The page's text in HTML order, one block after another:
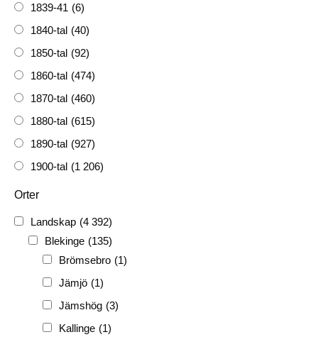
1839-41 (6)
1840-tal (40)
1850-tal (92)
1860-tal (474)
1870-tal (460)
1880-tal (615)
1890-tal (927)
1900-tal (1 206)
FH
(338)
FRG
(3 189)
PF (3 882)
PIONJÄR (129)
Orter
Landskap (4 392)
Blekinge (135)
Brömsebro (1)
Jämjö (1)
Jämshög (3)
Kallinge (1)